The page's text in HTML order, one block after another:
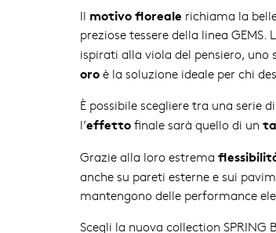
Il motivo floreale richiama la
preziose tessere della linea
ispirati alla viola del pensiero,
oroè la soluzione ideale per chi
È possibile scegliere tra una serie
l’effettofinale sarà quello di un
Grazie alla loro estrema
anche su pareti esterne e sui
mantengono delle performance
Scegli la nuova collection SPRING